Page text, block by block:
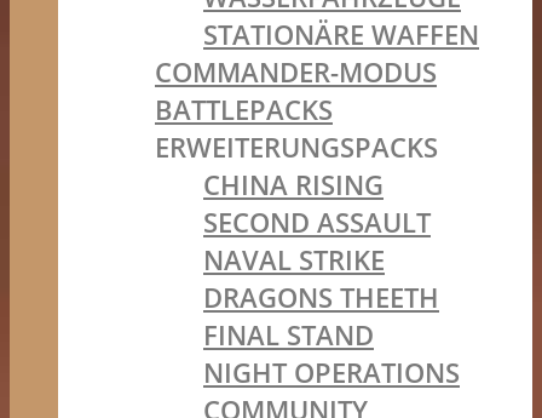
STATIONÄRE WAFFEN
COMMANDER-MODUS
BATTLEPACKS
ERWEITERUNGSPACKS
CHINA RISING
SECOND ASSAULT
NAVAL STRIKE
DRAGONS THEETH
FINAL STAND
NIGHT OPERATIONS